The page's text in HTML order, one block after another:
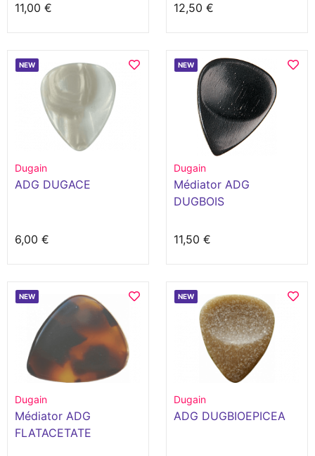
11,00 € 12,50 €
NEW
Dugain
ADG DUGACE
6,00 €
NEW
Dugain
Médiator ADG
DUGBOIS
11,50 €
NEW
Dugain
Médiator ADG
FLATACETATE
NEW
Dugain
ADG DUGBIOEPICEA